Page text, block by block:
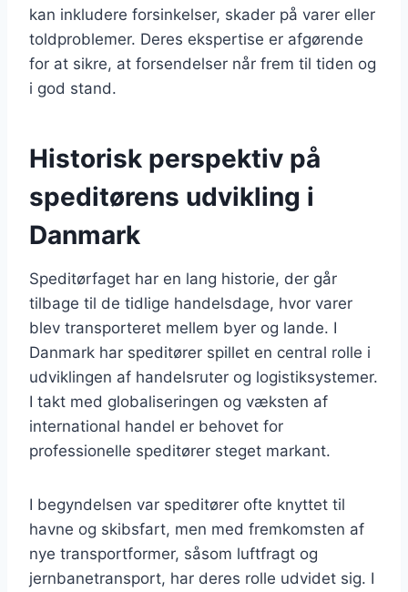
kan inkludere forsinkelser, skader på varer eller
toldproblemer. Deres ekspertise er afgørende
for at sikre, at forsendelser når frem til tiden og
i god stand.
Historisk perspektiv på
speditørens udvikling i
Danmark
Speditørfaget har en lang historie, der går
tilbage til de tidlige handelsdage, hvor varer
blev transporteret mellem byer og lande. I
Danmark har speditører spillet en central rolle i
udviklingen af handelsruter og logistiksystemer.
I takt med globaliseringen og væksten af
international handel er behovet for
professionelle speditører steget markant.
I begyndelsen var speditører ofte knyttet til
havne og skibsfart, men med fremkomsten af
nye transportformer, såsom luftfragt og
jernbanetransport, har deres rolle udvidet sig. I